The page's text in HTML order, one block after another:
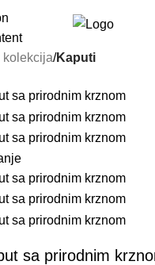
kolekcija Kaputi
sa prirodnim